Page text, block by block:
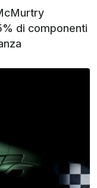
di componenti